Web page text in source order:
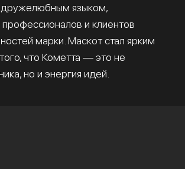
языком,
и клиентов
марки. Маскот стал ярким
что Кометта — это не
но и энергия идей.